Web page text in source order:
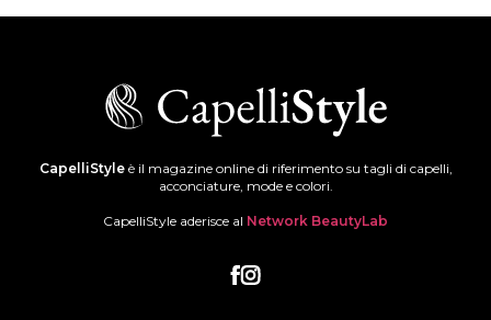
CapelliStyleè il magazine online di riferimento su tagli di capelli,
acconciature, mode e colori.
CapelliStyle aderisce al Network BeautyLab